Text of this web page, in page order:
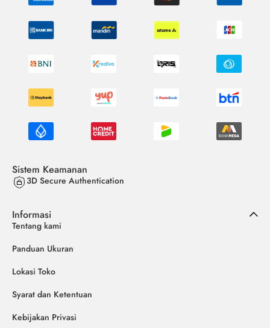
Sistem Keamanan
3D Secure Authentication
Informasi
Tentang kami
Panduan Ukuran
Lokasi Toko
Syarat dan Ketentuan
Kebijakan Privasi